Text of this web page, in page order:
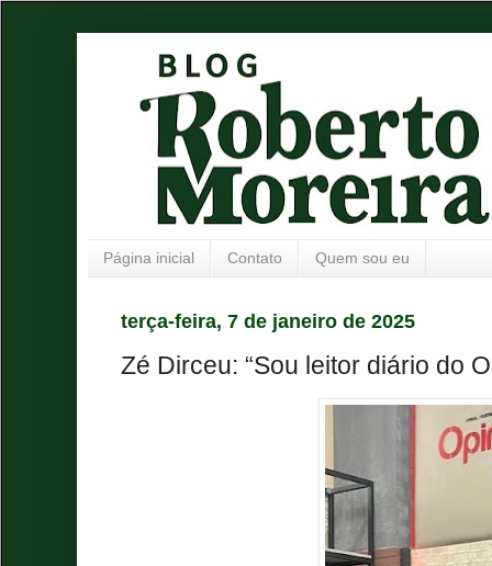
Página inicial Contato Quem sou eu
terça-feira, 7 de janeiro de 2025
Zé Dirceu: “Sou leitor diário do